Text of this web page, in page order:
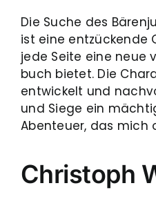
Die Suche des
ist eine entzückende
jede Seite eine neue
buch bietet. Die
entwickelt und
und Siege ein
Abenteuer, das mich
Christoph